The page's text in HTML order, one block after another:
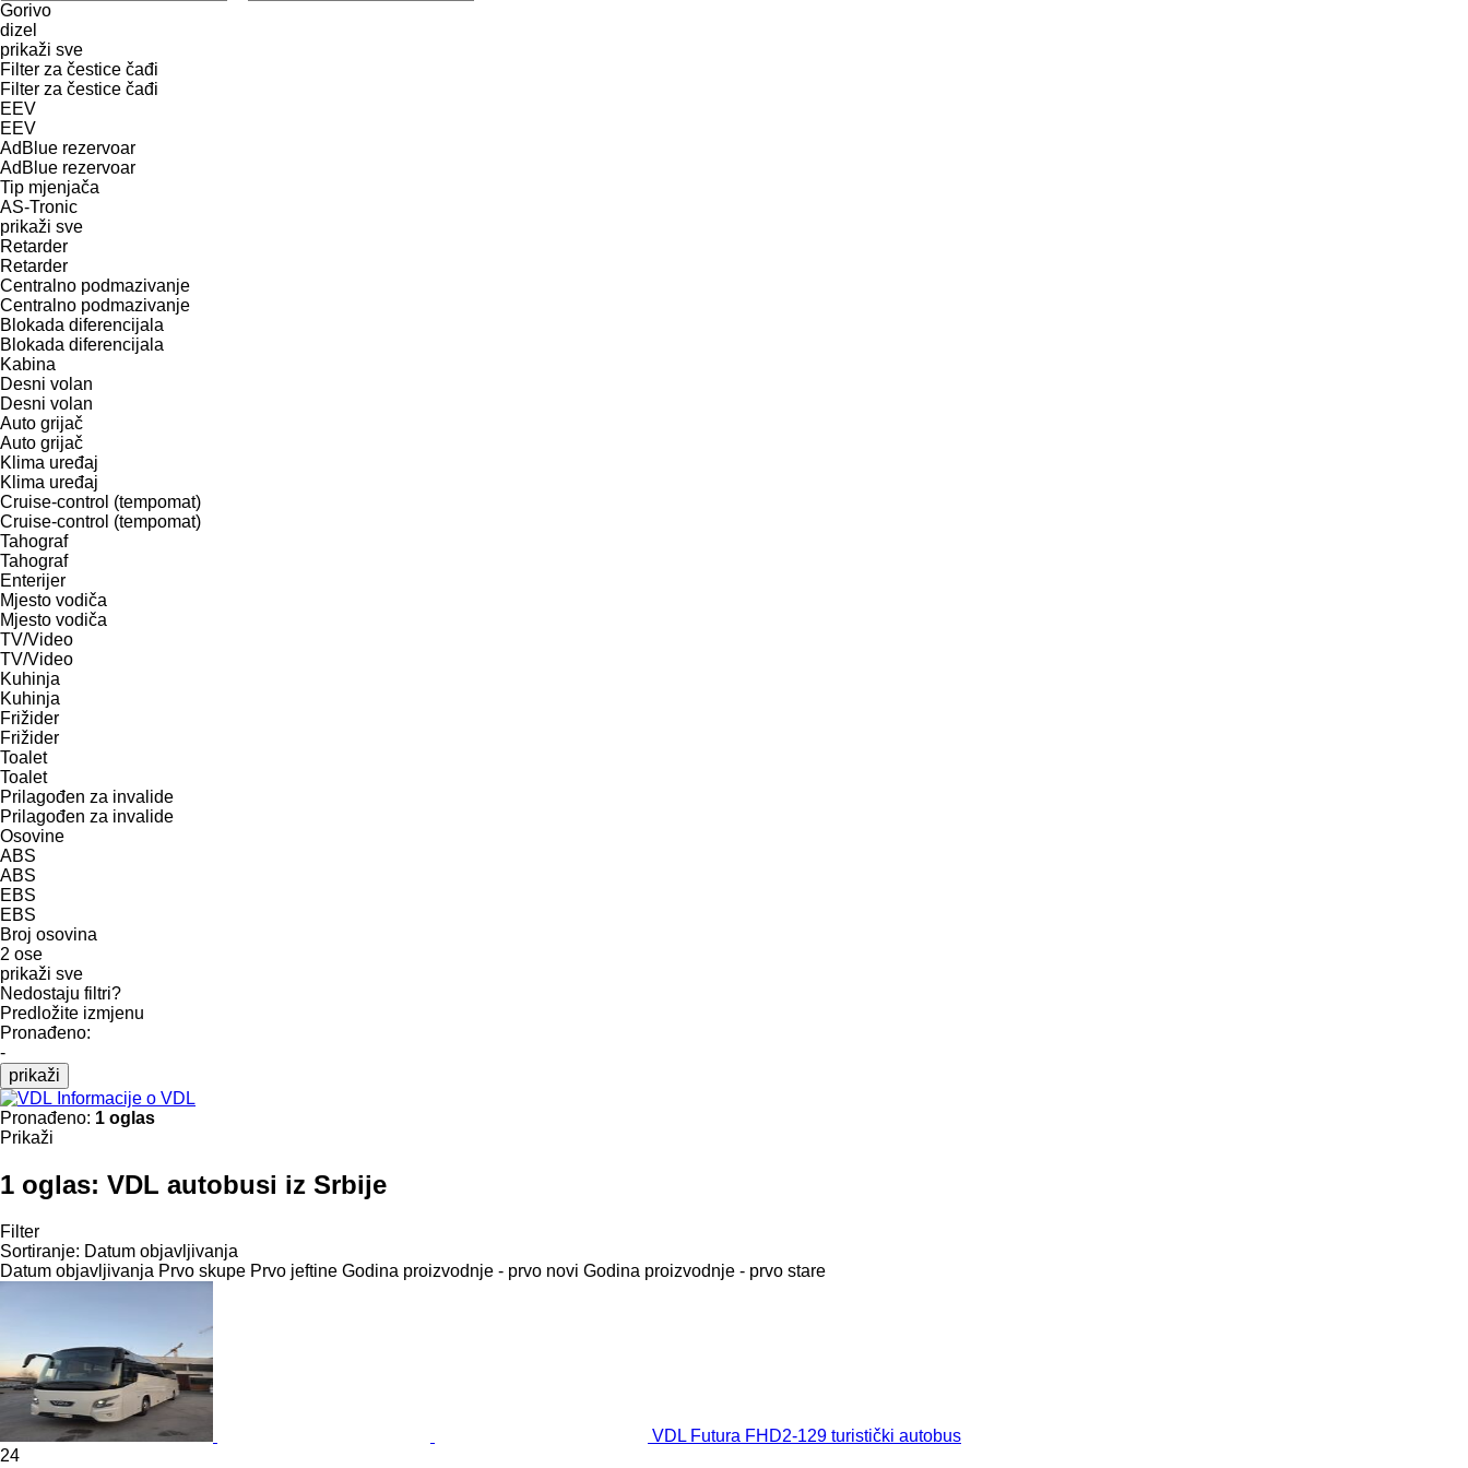
Gorivo
dizel
prikaži sve
Filter za čestice čađi
Filter za čestice čađi
EEV
EEV
AdBlue rezervoar
AdBlue rezervoar
Tip mјenjača
AS-Tronic
prikaži sve
Retarder
Retarder
Centralno podmazivanje
Centralno podmazivanje
Blokada diferencijala
Blokada diferencijala
Kabina
Desni volan
Desni volan
Auto grijač
Auto grijač
Klima uređaj
Klima uređaj
Cruise-control (tempomat)
Cruise-control (tempomat)
Tahograf
Tahograf
Enterijer
Mјesto vodiča
Mјesto vodiča
TV/Video
TV/Video
Kuhinja
Kuhinja
Frižider
Frižider
Toalet
Toalet
Prilagođen za invalide
Prilagođen za invalide
Osovine
ABS
ABS
EBS
EBS
Broj osovina
2 ose
prikaži sve
Nedostaju filtri?
Predložite izmjenu
Pronađeno:
-
prikaži
Informacije o VDL
Pronađeno: 1 oglas
Prikaži
1 oglas: VDL autobusi iz Srbije
Filter
Sortiranje: Datum objavljivanja
Datum objavljivanja Prvo skupe Prvo jeftine Godina proizvodnje - prvo novi Godina proizvodnje - prvo stare
VDL Futura FHD2-129 turistički autobus
24